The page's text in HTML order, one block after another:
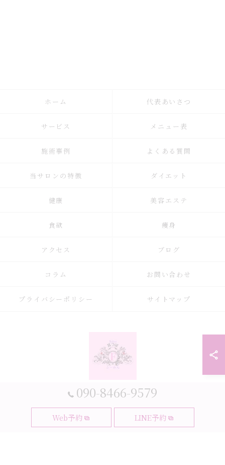
090-8466-9579
Web予約 LINE予約
ホーム 代表あいさつ
サービス メニュー表
施術事例 よくある質問
当サロンの特徴 ダイエット
健康 美容エステ
食欲 痩身
アクセス ブログ
コラム お問い合わせ
プライバシーポリシー サイトマップ
© 2026 大阪府大阪市の耳つぼなら耳つぼダイエットサロンふーみん ALL
RIGHTS RESERVED.